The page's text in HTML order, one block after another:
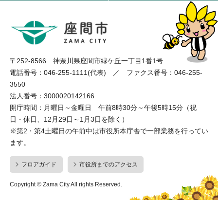
〒252-8566 神奈川県座間市緑ケ丘一丁目1番1号
電話番号：046-255-1111(代表) ／ ファクス番号：046-255-
3550
法人番号：3000020142166
開庁時間：月曜日～金曜日 午前8時30分～午後5時15分（祝
日・休日、12月29日～1月3日を除く）
※第2・第4土曜日の午前中は市役所本庁舎で一部業務を行ってい
ます。
フロアガイド 市役所までのアクセス
Copyright © Zama City All rights Reserved.